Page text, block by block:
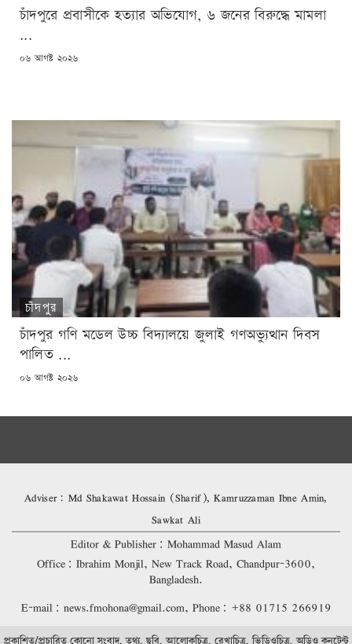
চাঁদপুরে প্রবাসীকে হত্যার অভিযোগ, ৬ জনের বিরুদ্ধে মামলা
...
POSTED
০৬ আগষ্ট ২০২৬
চাঁদপুর
চাঁদপুর গণি মডেল উচ্চ বিদ্যালয়ে জুলাই গণঅভ্যুত্থান দিবস
পালিত ...
POSTED
০৬ আগষ্ট ২০২৬
Adviser: Md Shakawat Hossain (Sharif), Kamruzzaman Ibne Amin,
Sawkat Ali
Editor & Publisher: Mohammad Masud Alam
Office: Ibrahim Monjil, New Track Road, Chandpur-3600,
Bangladesh.
E-mail: news.fmohona@gmail.com, Phone: +88 01715 266919